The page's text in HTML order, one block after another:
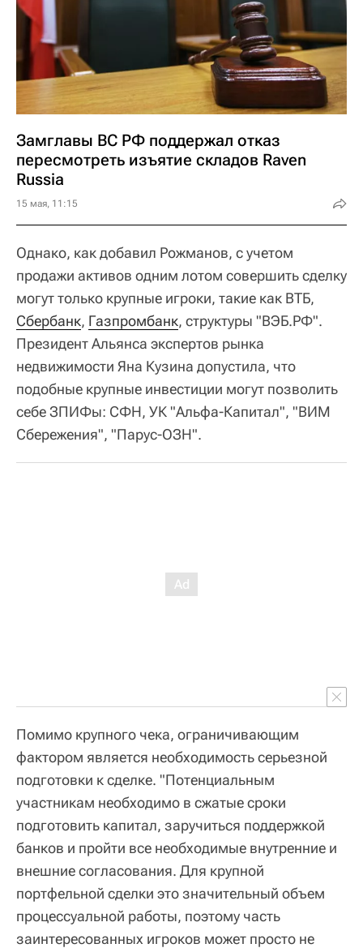
Замглавы ВС РФ поддержал отказ
пересмотреть изъятие складов Raven
Russia
15 мая, 11:15
Однако, как добавил Рожманов, с учетом
продажи активов одним лотом совершить сделку
могут только крупные игроки, такие как ВТБ,
Сбербанк, Газпромбанк, структуры "ВЭБ.РФ".
Президент Альянса экспертов рынка
недвижимости Яна Кузина допустила, что
подобные крупные инвестиции могут позволить
себе ЗПИФы: СФН, УК "Альфа-Капитал", "ВИМ
Сбережения", "Парус-ОЗН".
Помимо крупного чека, ограничивающим
фактором является необходимость серьезной
подготовки к сделке. "Потенциальным
участникам необходимо в сжатые сроки
подготовить капитал, заручиться поддержкой
банков и пройти все необходимые внутренние и
внешние согласования. Для крупной
портфельной сделки это значительный объем
процессуальной работы, поэтому часть
заинтересованных игроков может просто не